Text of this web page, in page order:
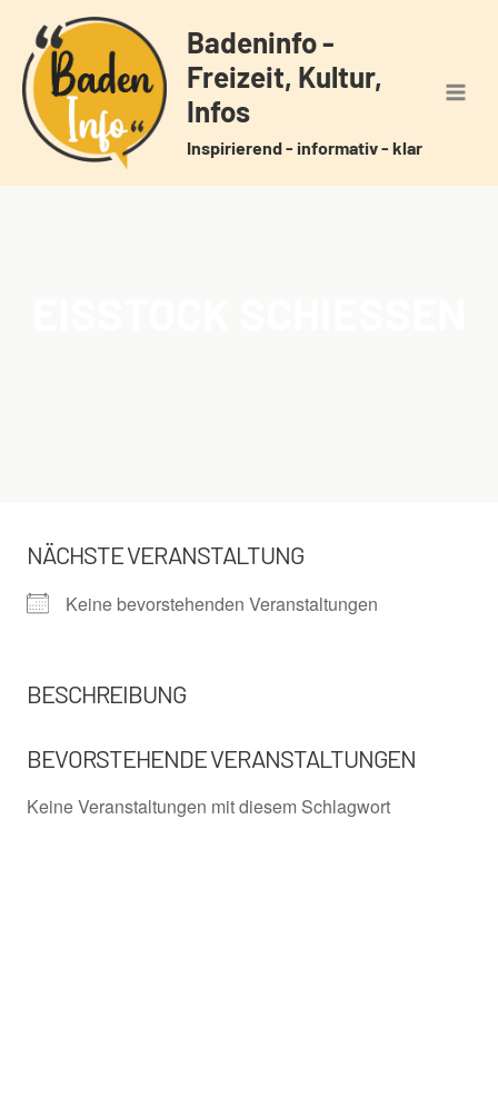
Inhalt
springen
Badeninfo -
Freizeit, Kultur,
Infos
Inspirierend - informativ - klar
NÄCHSTE VERANSTALTUNG
Keine bevorstehenden Veranstaltungen
BESCHREIBUNG
BEVORSTEHENDE VERANSTALTUNGEN
Keine Veranstaltungen mit diesem Schlagwort